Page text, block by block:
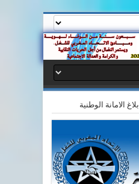
بلاغ الامانة الوطنية